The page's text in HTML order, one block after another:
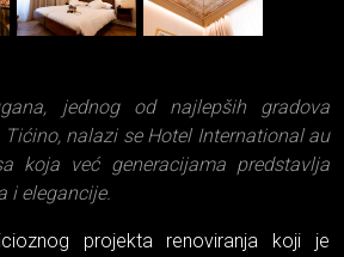
jednog od najlepših gradova
nalazi se Hotel International au
koja već generacijama predstavlja
i elegancije.
projekta renoviranja koji je